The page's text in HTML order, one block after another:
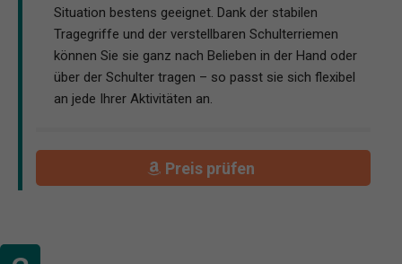
Situation bestens geeignet. Dank der stabilen
Tragegriffe und der verstellbaren Schulterriemen
können Sie sie ganz nach Belieben in der Hand oder
über der Schulter tragen – so passt sie sich flexibel
an jede Ihrer Aktivitäten an.
Preis prüfen